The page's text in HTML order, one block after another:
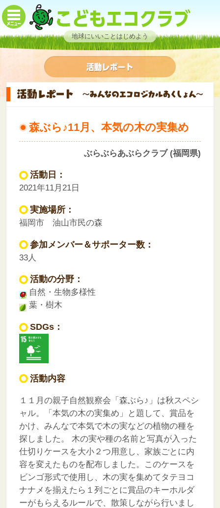
地球にいいことはじめよう
森ぶら♪11月、本気の木の実集め
ぶらぶらあぶらクラブ (福岡県)
活動日：
2021年11月21日
実施場所：
福岡市 油山市民の森
参加メンバー＆サポーター数：
33人
活動の分野：
自然・生物多様性
葉・樹木
SDGs：
活動内容
１１月の親子自然観察会「森ぶら♪」は秋スペシ
ャル。「本気の木の実集め」と題して、賞品を
かけ、みんなで本気で木の実などの植物の種を
探しました。
木の実や種の名前と写真が入った
仕切りケースを大小２つ用意し、家族ごとに内
容を変えたものを配布しました。このケースを
ビンゴ形式で使用し、木の実を集めてタテヨコ
ナナメを揃えたら１列ごとに賞品のキーホルダ
ーがもらえるルールで、散策しながら行いまし